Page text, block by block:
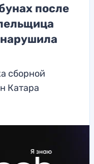
после
сборной
Катара